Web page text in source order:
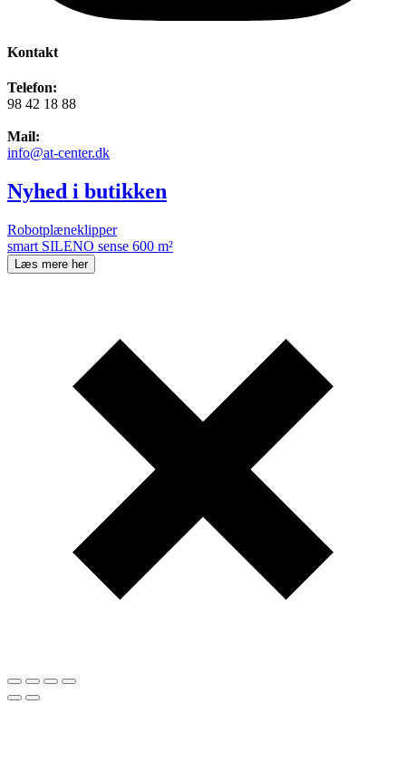
Kontakt
Telefon:
98 42 18 88
Mail:
info@at-center.dk
Nyhed i butikken
Robotplæneklipper
smart SILENO sense 600 m²
Læs mere her